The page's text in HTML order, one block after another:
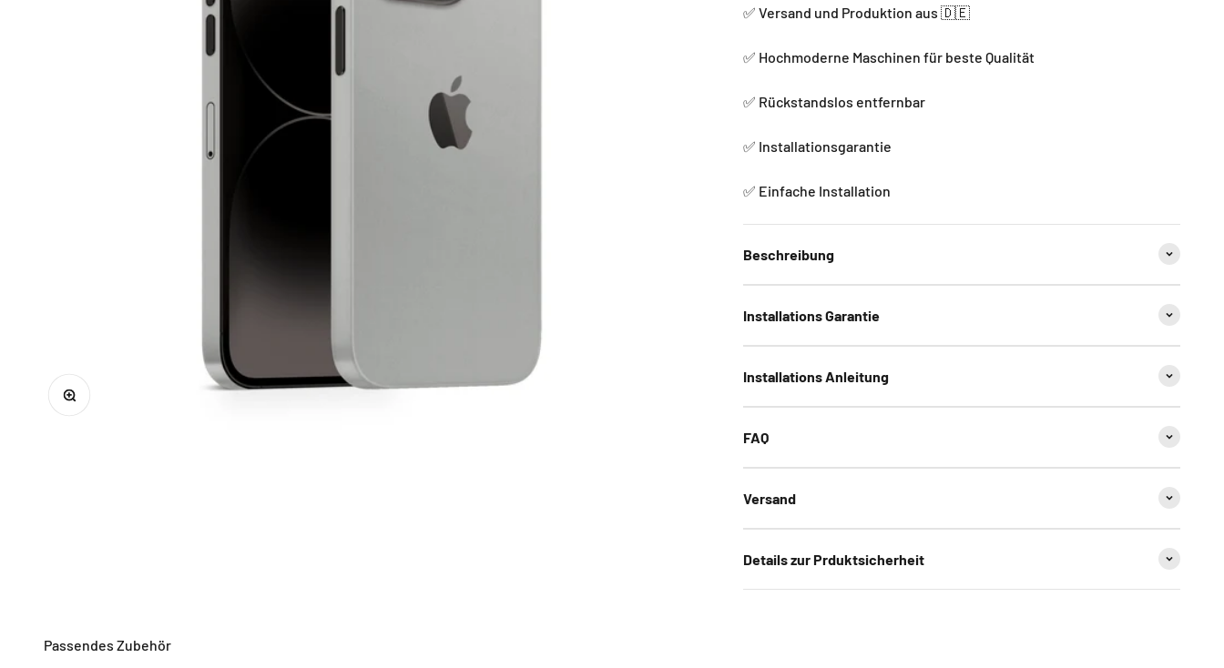
Bild vergrößern
✅ Versand und Produktion aus 🇩🇪
✅ Hochmoderne Maschinen für beste Qualität
✅ Rückstandslos entfernbar
✅ Installationsgarantie
✅ Einfache Installation
Beschreibung
Installations Garantie
Installations Anleitung
FAQ
Versand
Details zur Prduktsicherheit
Passendes Zubehör